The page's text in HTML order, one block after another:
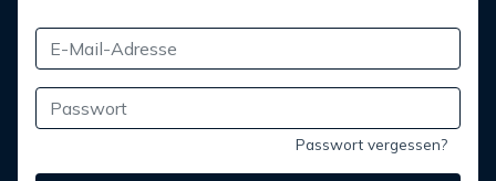
Passwort vergessen?